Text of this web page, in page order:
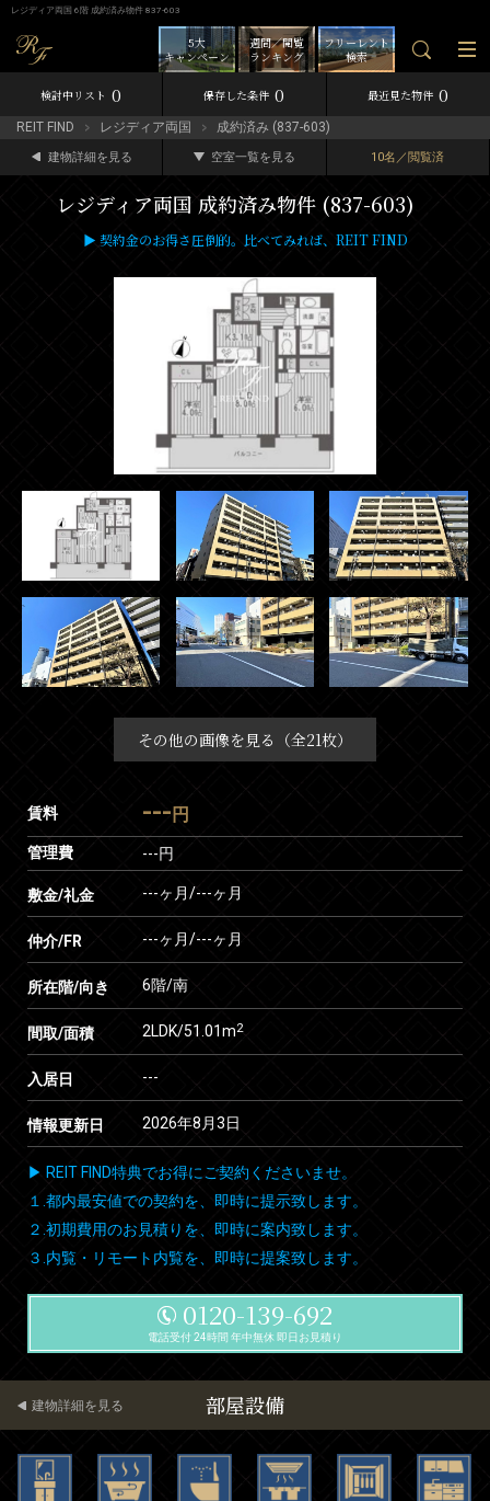
レジディア両国 6階 成約済み物件 837-603
フリーレント
検索
週間／閲覧
ランキング
5大
キャンペーン
検討中リスト 0 保存した条件 0 最近見た物件 0
REIT FIND レジディア両国 成約済み (837-603)
建物詳細を見る 空室一覧を見る 10名／閲覧済
レジディア両国 成約済み物件 (837-603)
▶ 契約金のお得さ圧倒的。比べてみれば、REIT FIND
その他の画像を見る（全21枚）
賃料 --- 円
管理費 ---円
敷金/礼金 ---ヶ月/---ヶ月
仲介/FR ---ヶ月/---ヶ月
所在階/向き 6階/南
間取/面積 2LDK/51.01m2
入居日 ---
情報更新日 2026年8月3日
▶ REIT FIND特典でお得にご契約くださいませ。
１.都内最安値での契約を、即時に提示致します。
２.初期費用のお見積りを、即時に案内致します。
３.内覧・リモート内覧を、即時に提案致します。
0120-139-692
電話受付 24時間 年中無休 即日お見積り
部屋設備
建物詳細を見る